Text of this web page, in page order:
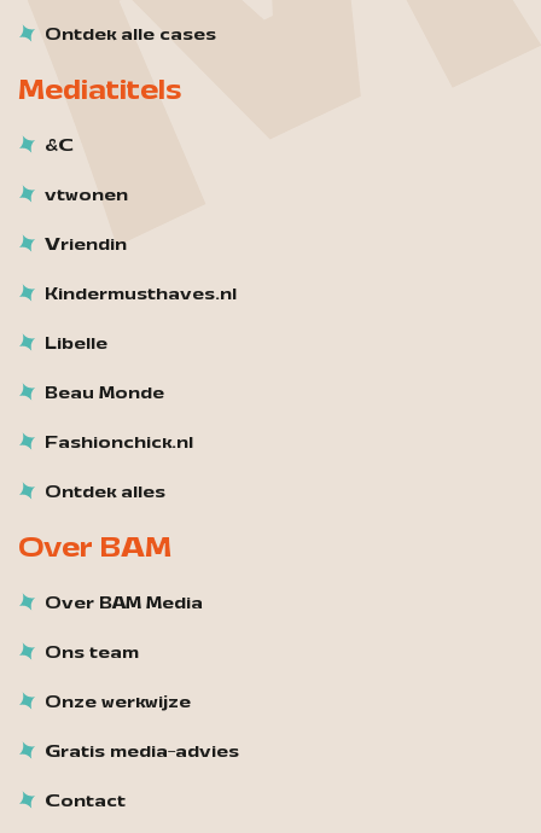
Ontdek alle cases
Mediatitels
&C
vtwonen
Vriendin
Kindermusthaves.nl
Libelle
Beau Monde
Fashionchick.nl
Ontdek alles
Over BAM
Over BAM Media
Ons team
Onze werkwijze
Gratis media-advies
Contact